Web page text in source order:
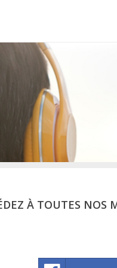
À TOUTES NOS